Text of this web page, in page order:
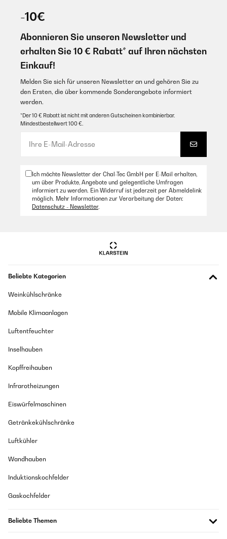
-10€
Abonnieren Sie unseren Newsletter und
erhalten Sie 10 € Rabatt* auf Ihren nächsten
Einkauf!
Melden Sie sich für unseren Newsletter an und gehören Sie zu
den Ersten, die über kommende Sonderangebote informiert
werden.
*Der 10 € Rabatt ist nicht mit anderen Gutscheinen kombinierbar.
Mindestbestellwert 100 €.
Ich möchte Newsletter der Chal-Tec GmbH per E-Mail erhalten,
um über Produkte, Angebote und gelegentliche Umfragen
informiert zu werden. Ein Widerruf ist jederzeit per Abmeldelink
möglich. Mehr Informationen zur Verarbeitung der Daten:
Datenschutz - Newsletter.
Beliebte Kategorien
Weinkühlschränke
Mobile Klimaanlagen
Luftentfeuchter
Inselhauben
Kopffreihauben
Infrarotheizungen
Eiswürfelmaschinen
Getränkekühlschränke
Luftkühler
Wandhauben
Induktionskochfelder
Gaskochfelder
Beliebte Themen